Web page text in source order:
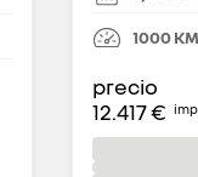
1000KM
precio
12.417 €